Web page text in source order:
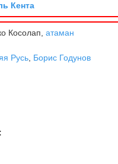
Кента
Косолап,атаман
Русь Борис Годунов